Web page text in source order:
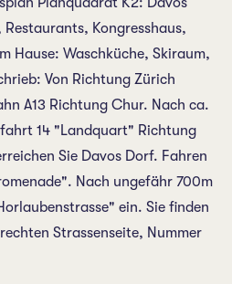
Kongresshaus,
Hause: Waschküche, Skiraum,
Von Richtung Zürich
A13 Richtung Chur. Nach ca.
14 "Landquart" Richtung
Sie Davos Dorf. Fahren
Nach ungefähr 700m
ein. Sie finden
Strassenseite, Nummer